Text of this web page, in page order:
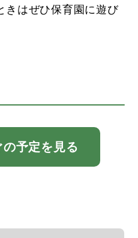
きはぜひ保育園に遊び
の予定を見る